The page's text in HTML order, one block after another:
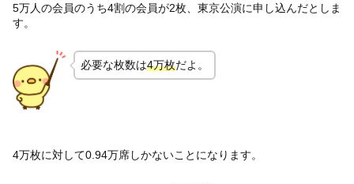
5万人の会員のうち4割の会員が2枚、東京公演に申し込んだとしま
す。
必要な枚数は4万枚だよ。
4万枚に対して0.94万席しかないことになります。